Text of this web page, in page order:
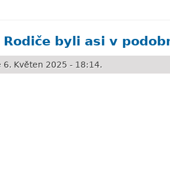
byli asi v
6. Květen 2025 - 18:14.